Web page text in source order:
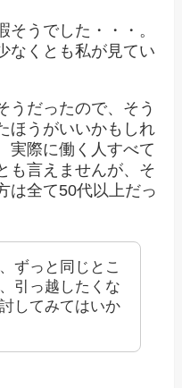
うでした・・・。
なくとも私が見てい
うだったので、そう
ほうがいいかもしれ
実際に働く人すべて
も言えませんが、そ
は全て50代以上だっ
ずっと同じとこ
引っ越したくな
してみてはいか